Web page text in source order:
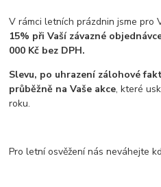
V rámci letních prázdnin jsme pro
15% při Vaší závazné
000 Kč bez DPH.
Slevu, po uhrazení zálohové
průběžně na Vaše akce, které
roku.
Pro letní osvěžení nás neváhejte